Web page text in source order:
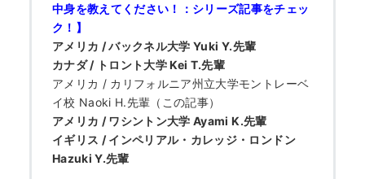
中身を教えてください！：シリーズ記事をチェッ
ク！】
アメリカ / バックネル大学 Yuki Y.先輩
カナダ / トロント大学 Kei T.先輩
アメリカ / カリフォルニア州立大学モントレーベ
イ校 Naoki H.先輩（この記事）
アメリカ / ワシントン大学 Ayami K.先輩
イギリス / インペリアル・カレッジ・ロンドン
Hazuki Y.先輩